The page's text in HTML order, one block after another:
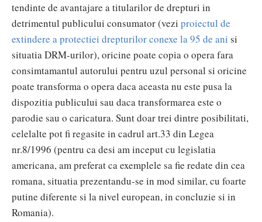
tendinte de avantajare a titularilor de drepturi in
detrimentul publicului consumator (vezi proiectul de
extindere a protectiei drepturilor conexe la 95 de ani si
situatia DRM-urilor), oricine poate copia o opera fara
consimtamantul autorului pentru uzul personal si oricine
poate transforma o opera daca aceasta nu este pusa la
dispozitia publicului sau daca transformarea este o
parodie sau o caricatura. Sunt doar trei dintre posibilitati,
celelalte pot fi regasite in cadrul art.33 din Legea
nr.8/1996 (pentru ca desi am inceput cu legislatia
americana, am preferat ca exemplele sa fie redate din cea
romana, situatia prezentandu-se in mod similar, cu foarte
putine diferente si la nivel european, in concluzie si in
Romania).